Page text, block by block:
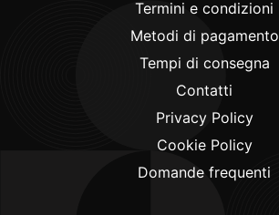
Termini e condizioni
Metodi di pagamento
Tempi di consegna
Contatti
Privacy Policy
Cookie Policy
Domande frequenti